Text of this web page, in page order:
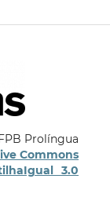
Prolíngua
Commons
3.0